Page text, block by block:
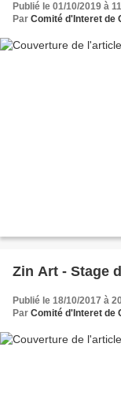
Publié le 01/10/2019 à
Par Comité d'Interet de
Zin Art - Stage
Publié le 18/10/2017 à
Par Comité d'Interet de